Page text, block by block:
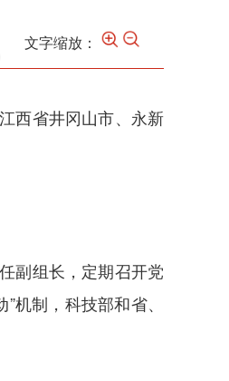
文字缩放：
西省井冈山市、永新
副组长，定期召开党
制，科技部和省、